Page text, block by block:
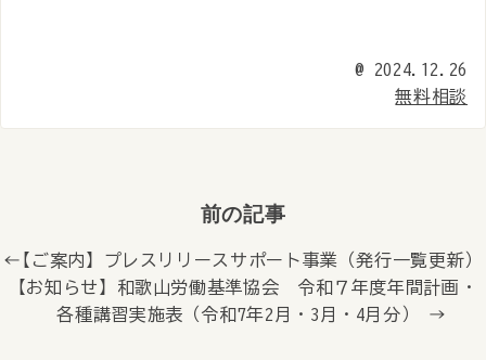
@ 2024.12.26
無料相談
前の記事
← 【ご案内】プレスリリースサポート事業（発行一覧更新）
【お知らせ】和歌山労働基準協会 令和７年度年間計画・
各種講習実施表（令和7年2月・3月・4月分） →